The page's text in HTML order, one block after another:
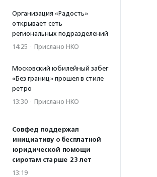
Организация «Радость»
открывает сеть
региональных подразделений
14:25 · Прислано НКО
Московский юбилейный забег
«Без границ» прошел в стиле
ретро
13:30 · Прислано НКО
Совфед поддержал
инициативу о бесплатной
юридической помощи
сиротам старше 23 лет
13:19